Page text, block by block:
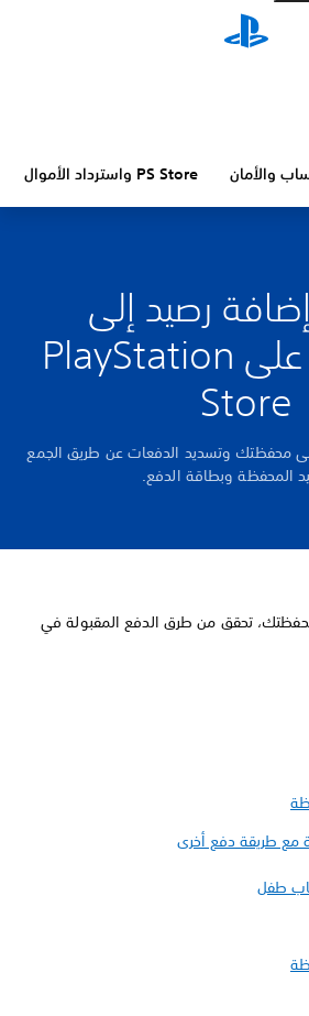
والأمان PS Store واسترداد الأموال
رصيد إلى
محفظتك على PlayStation
Store
محفظتك وتسديد الدفعات عن طريق الجمع
المحفظة وبطاقة الدفع.
تحقق من طرق الدفع المقبولة في
مع طريقة دفع أخرى
طفل